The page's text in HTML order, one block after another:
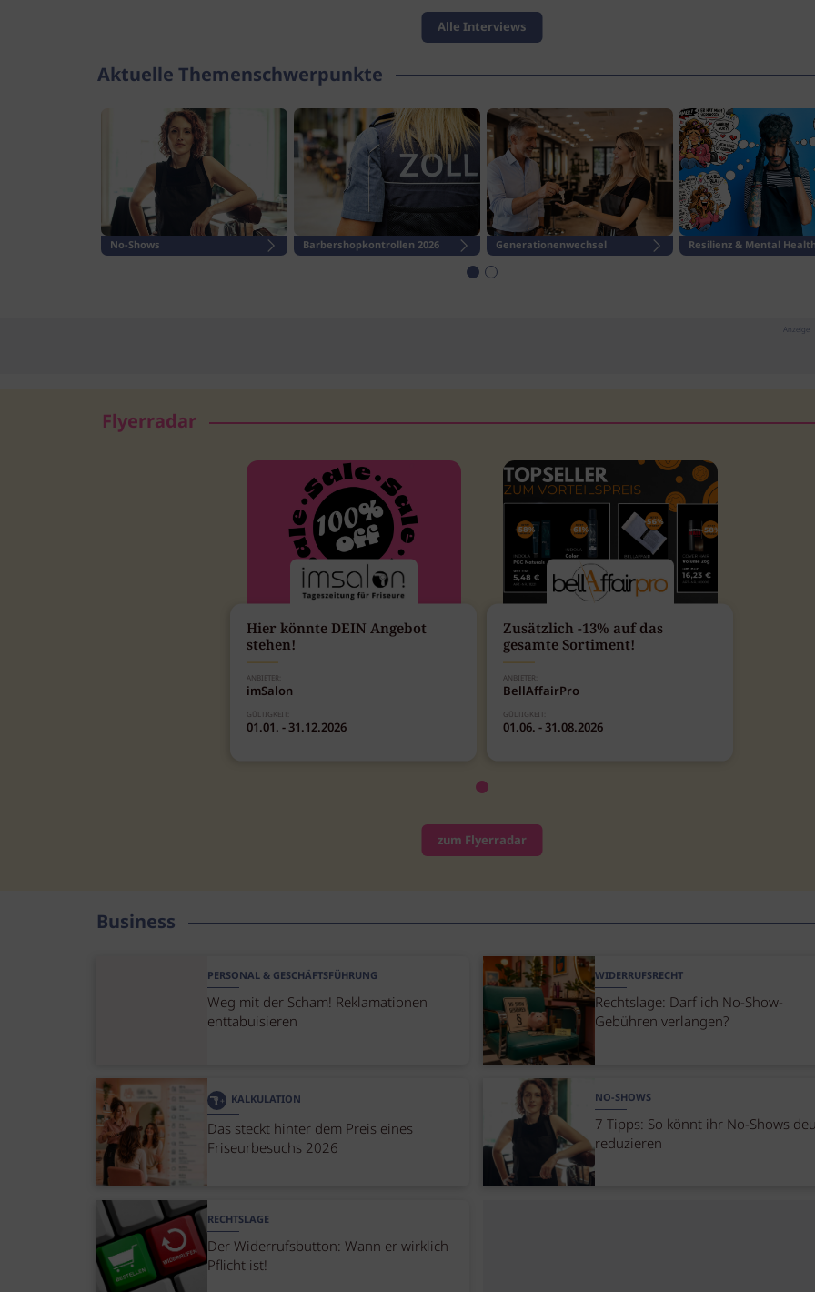
Alle Interviews
Aktuelle Themenschwerpunkte
No-Shows Barbershopkontrollen 2026 Generationenwechsel Resilienz & Mental
Anzeige
Flyerradar
Hier könnte DEIN Angebot
stehen!
ANBIETER:
imSalon
GÜLTIGKEIT:
01.01. - 31.12.2026
Zusätzlich -13% auf das
gesamte Sortiment!
ANBIETER:
BellAffairPro
GÜLTIGKEIT:
01.06. - 31.08.2026
zum Flyerradar
Business
PERSONAL & GESCHÄFTSFÜHRUNG
Weg mit der Scham! Reklamationen
enttabuisieren
WIDERRUFSRECHT
Rechtslage: Darf ich No-Show-
Gebühren verlangen?
KALKULATION
Das steckt hinter dem Preis eines
Friseurbesuchs 2026
NO-SHOWS
7 Tipps: So könnt ihr No-Shows
reduzieren
RECHTSLAGE
Der Widerrufsbutton: Wann er wirklich
Pflicht ist!